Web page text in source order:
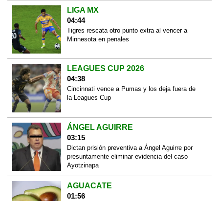
LIGA MX
04:44
Tigres rescata otro punto extra al vencer a
Minnesota en penales
LEAGUES CUP 2026
04:38
Cincinnati vence a Pumas y los deja fuera de
la Leagues Cup
ÁNGEL AGUIRRE
03:15
Dictan prisión preventiva a Ángel Aguirre por
presuntamente eliminar evidencia del caso
Ayotzinapa
AGUACATE
01:56